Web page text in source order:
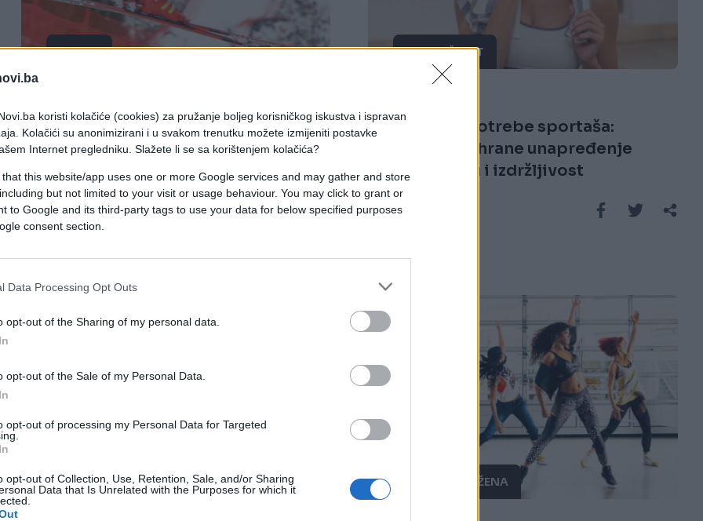
koristi kolačiće (cookies) za pružanje boljeg korisničkog iskustva i ispravan
Kolačići su anonimizirani i u svakom trenutku možete izmijeniti postavke
Internet pregledniku. Slažete li se sa korištenjem kolačića?
that this website/app uses one or more Google services and may gather and store
but not limited to your visit or usage behaviour. You may click to grant or
to Google and its third-party tags to use your data for below specified purposes
consent section.
Data Processing Opt Outs
opt-out of the Sharing of my personal data.
opt-out of the Sale of my Personal Data.
opt-out of processing my Personal Data for Targeted
opt-out of Collection, Use, Retention, Sale, and/or Sharing
Data that Is Unrelated with the Purposes for which it
SPORT
Francuski skijaš pao na treningu
spusta i poginuo!
Saznaj više
ZDRAV ŽIVOT
Energetske potrebe sportaša:
Kreiranje prehrane unapređenje
njihovu snagu i izdržljivost
Saznaj više
ZANIMLJIVOSTI PRAKTIČNA ŽENA